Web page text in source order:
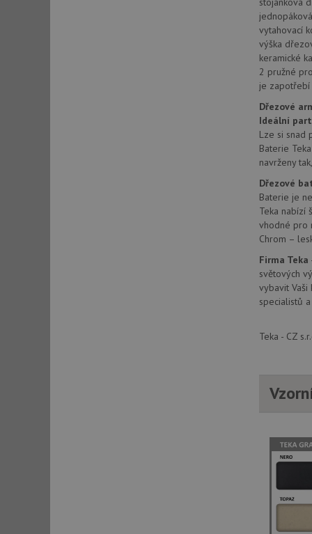
vytahovací
výška
keramické
2 pružné
je
Dřezové
Ideální
Lze si snad
Baterie
navrženy
Dřezové
Baterie je
Teka nabízí
vhodné pro
Chrom –
Firma Teka
světových
vybavit Vaši
specialistů
Teka - CZ
AUTORIZACE
_ga_9T91YFLEPX
Název
__Secure-YNID
test_cookie
__Secure-